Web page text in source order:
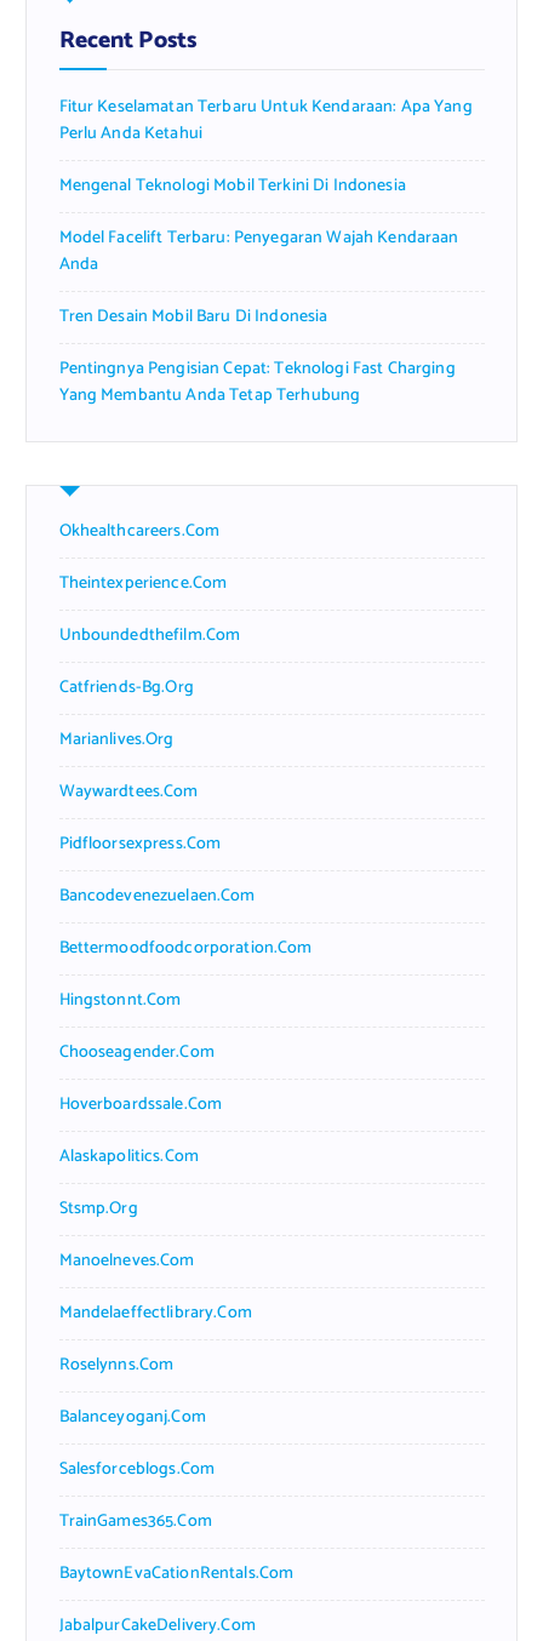
f
o
:
Recent Posts
Fitur Keselamatan Terbaru Untuk Kendaraan: Apa Yang
Perlu Anda Ketahui
Mengenal Teknologi Mobil Terkini Di Indonesia
Model Facelift Terbaru: Penyegaran Wajah Kendaraan
Anda
Tren Desain Mobil Baru Di Indonesia
Pentingnya Pengisian Cepat: Teknologi Fast Charging
Yang Membantu Anda Tetap Terhubung
Okhealthcareers.com
Theintexperience.com
Unboundedthefilm.com
Catfriends-Bg.org
Marianlives.org
Waywardtees.com
Pidfloorsexpress.com
Bancodevenezuelaen.com
Bettermoodfoodcorporation.com
Hingstonnt.com
Chooseagender.com
Hoverboardssale.com
Alaskapolitics.com
Stsmp.org
Manoelneves.com
Mandelaeffectlibrary.com
Roselynns.com
Balanceyoganj.com
Salesforceblogs.com
TrainGames365.com
BaytownEvaCationRentals.com
JabalpurCakeDelivery.com